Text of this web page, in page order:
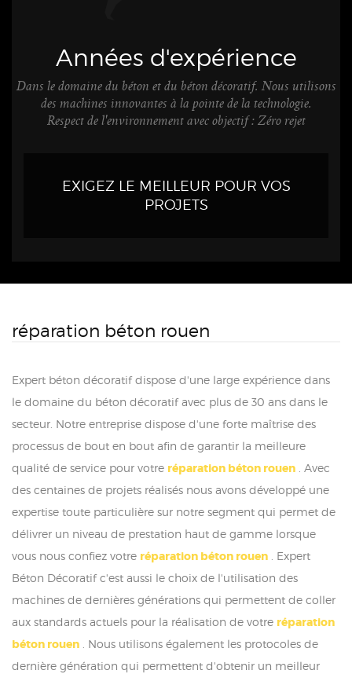
Années d'expérience
Dans le domaine du béton et du béton décoratif. Nous utilisons
des machines innovantes à la pointe de la technologie.
Respect de l'environnement avec objectif : Zéro rejet
EXIGEZ LE MEILLEUR POUR VOS
PROJETS
réparation béton rouen
Expert béton décoratif dispose d'une large expérience dans
le domaine du béton décoratif avec plus de 30 ans dans le
secteur. Notre entreprise dispose d'une forte maîtrise des
processus de bout en bout afin de garantir la meilleure
qualité de service pour votre réparation béton rouen . Avec
des centaines de projets réalisés nous avons développé une
expertise toute particulière sur notre segment qui permet de
délivrer un niveau de prestation haut de gamme lorsque
vous nous confiez votre réparation béton rouen . Expert
Béton Décoratif c'est aussi le choix de l'utilisation des
machines de dernières générations qui permettent de coller
aux standards actuels pour la réalisation de votre réparation
béton rouen . Nous utilisons également les protocoles de
dernière génération qui permettent d'obtenir un meilleur